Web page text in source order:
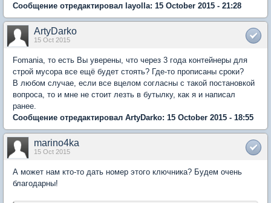
Сообщение отредактировал layolla: 15 October 2015 - 21:28
ArtyDarko
15 Oct 2015
Fomania, то есть Вы уверены, что через 3 года контейнеры для
строй мусора все ещё будет стоять? Где-то прописаны сроки?
В любом случае, если все вцелом согласны с такой постановкой
вопроса, то и мне не стоит лезть в бутылку, как я и написал
ранее.
Сообщение отредактировал ArtyDarko: 15 October 2015 - 18:55
marino4ka
15 Oct 2015
А может нам кто-то дать номер этого ключника? Будем очень
благодарны!